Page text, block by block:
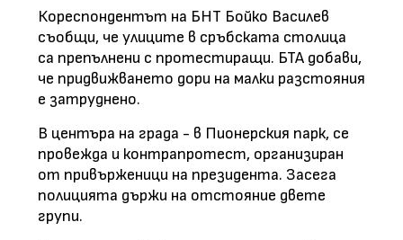
Кореспондентът на БНТ Бойко Василев
съобщи, че улиците в сръбската столица
са препълнени с протестиращи. БТА добави,
че придвижването дори на малки разстояния
е затруднено.
В центъра на града - в Пионерския парк, се
провежда и контрапротест, организиран
от привърженици на президента. Засега
полицията държи на отстояние двете
групи.